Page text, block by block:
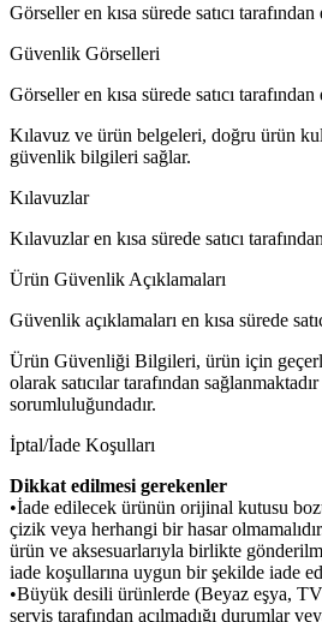
Görseller en kısa sürede satıcı
Güvenlik Görselleri
Görseller en kısa sürede satıcı
Kılavuz ve ürün belgeleri, doğru ürün
güvenlik bilgileri sağlar.
Kılavuzlar
Kılavuzlar en kısa sürede satıcı
Ürün Güvenlik Açıklamaları
Güvenlik açıklamaları en kısa sürede
Ürün Güvenliği Bilgileri, ürün için
olarak satıcılar tarafından
sorumluluğundadır.
İptal/İade Koşulları
Dikkat edilmesi gerekenler
•İade edilecek ürünün orijinal kutusu
çizik veya herhangi bir hasar
ürün ve aksesuarlarıyla birlikte
iade koşullarına uygun bir şekilde iade
•Büyük desili ürünlerde (Beyaz eşya,
servis tarafından açılmadığı durumlar